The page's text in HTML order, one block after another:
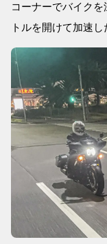
コーナーでバイク
トルを開けて加速